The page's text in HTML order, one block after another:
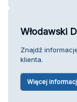
Włodawski
Znajdź
klienta.
Więcej